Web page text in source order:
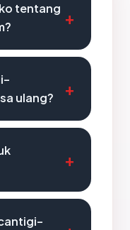
tentang
ulang?